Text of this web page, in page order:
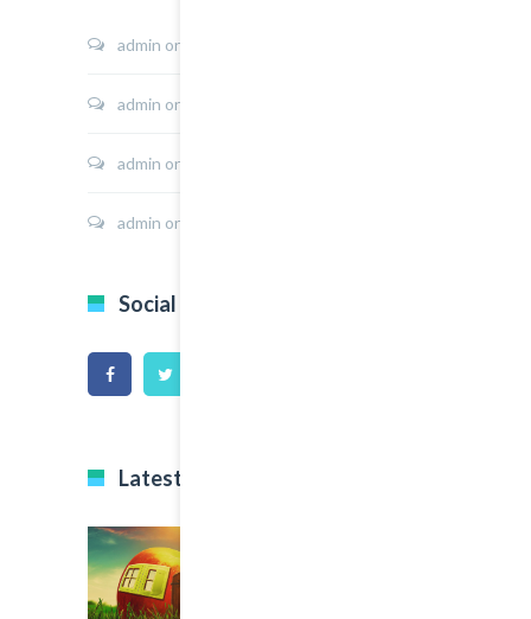
admin on
admin on
admin on
admin on
Social Icons
Latest Projects